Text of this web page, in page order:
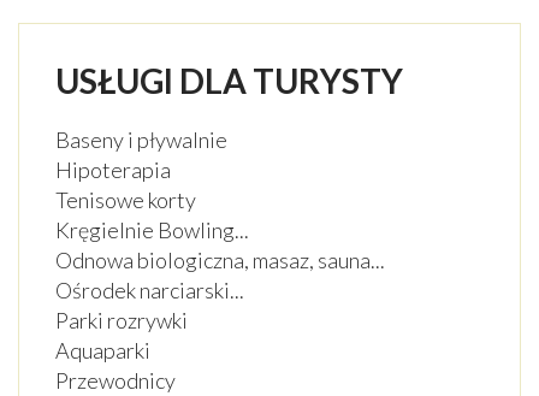
USŁUGI DLA TURYSTY
Baseny i pływalnie
Hipoterapia
Tenisowe korty
Kręgielnie Bowling...
Odnowa biologiczna, masaz, sauna...
Ośrodek narciarski...
Parki rozrywki
Aquaparki
Przewodnicy